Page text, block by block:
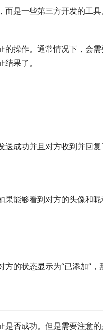
是一些第三方开发的工
操作。通常情况下，会
果了。
成功并且对方收到并回复
能够看到对方的头像和
的状态显示为“已添加”，
否成功。但是需要注意